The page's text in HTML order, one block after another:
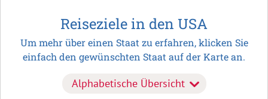
Reiseziele in den USA
Um mehr über einen Staat zu erfahren, klicken Sie
einfach den gewünschten Staat auf der Karte an.
Alphabetische Übersicht